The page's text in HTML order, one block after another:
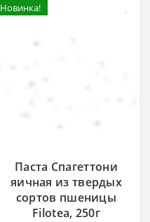
Новинка!
Паста Спагеттони
яичная из твердых
сортов пшеницы
Filotea, 250г